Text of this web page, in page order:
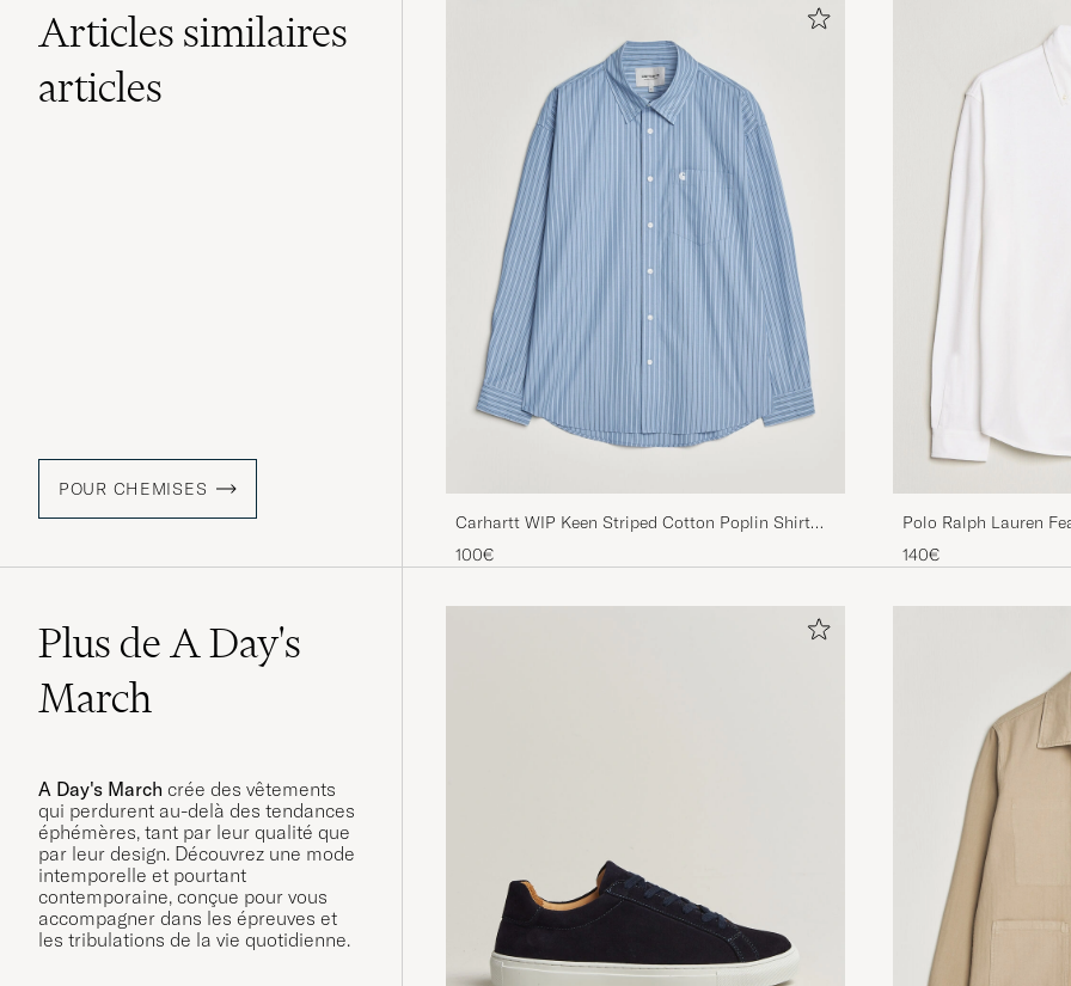
Articles similaires
articles
POUR CHEMISES
Carhartt WIP Keen Striped Cotton Poplin Shirt
Curacao
100€
Polo Ralph Lauren
White
140€
Plus de A Day's
March
A Day's March crée des vêtements
qui perdurent au-delà des tendances
éphémères, tant par leur qualité que
par leur design. Découvrez une mode
intemporelle et pourtant
contemporaine, conçue pour vous
accompagner dans les épreuves et
les tribulations de la vie quotidienne.